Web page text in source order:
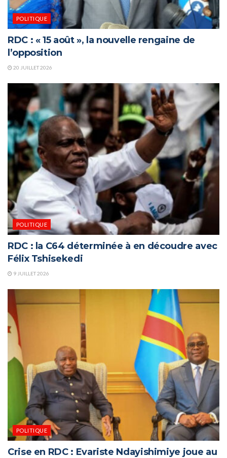
POLITIQUE
RDC : « 15 août », la nouvelle rengaine de
l’opposition
20 JUILLET 2026
POLITIQUE
RDC : la C64 déterminée à en découdre avec
Félix Tshisekedi
9 JUILLET 2026
POLITIQUE
Crise en RDC : Evariste Ndayishimiye joue au